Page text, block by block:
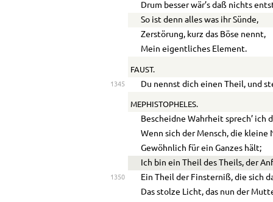
Drum besser wär’s daß nichts
So ist denn alles was ihr Sünde,
Zerstörung, kurz das Böse nennt,
Mein eigentliches Element.
FAUST.
1345 Du nennst dich einen Theil, und
MEPHISTOPHELES.
Bescheidne Wahrheit sprech’ ich
Wenn sich der Mensch, die kleine
Gewöhnlich für ein Ganzes hält;
Ich bin ein Theil des Theils, der
1350
Ein Theil der Finsterniß, die sich
Das stolze Licht, das nun der